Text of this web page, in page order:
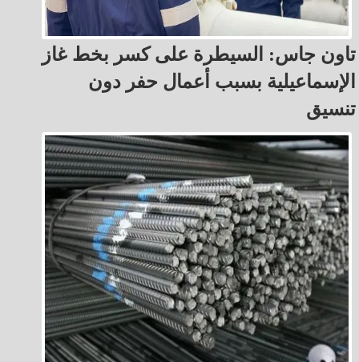
تاون جاس: السيطرة على كسر بخط غاز
الإسماعيلية بسبب أعمال حفر دون
تنسيق